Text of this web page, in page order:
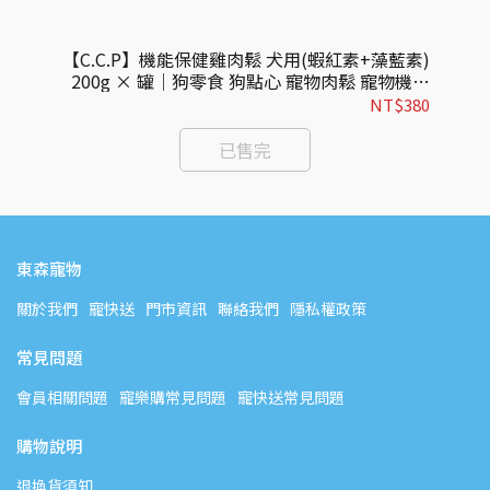
【C.C.P】機能保健雞肉鬆 犬用(蝦紅素+藻藍素)
200g × 罐｜狗零食 狗點心 寵物肉鬆 寵物機能
零食 膚毛保健
NT$380
已售完
東森寵物
關於我們 寵快送 門市資訊 聯絡我們 隱私權政策
常見問題
會員相關問題 寵樂購常見問題 寵快送常見問題
購物說明
退換貨須知